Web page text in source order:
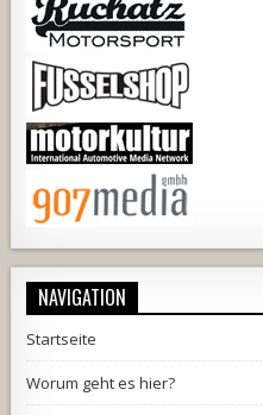
NAVIGATION
Startseite
Worum geht es hier?